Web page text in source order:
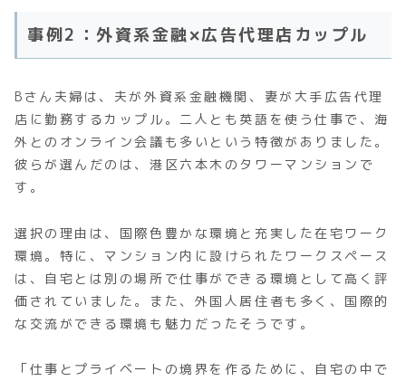
事例2：外資系金融×広告代理店カップル
Bさん夫婦は、夫が外資系金融機関、妻が大手広告代理
店に勤務するカップル。二人とも英語を使う仕事で、海
外とのオンライン会議も多いという特徴がありました。
彼らが選んだのは、港区六本木のタワーマンションで
す。
選択の理由は、国際色豊かな環境と充実した在宅ワーク
環境。特に、マンション内に設けられたワークスペース
は、自宅とは別の場所で仕事ができる環境として高く評
価されていました。また、外国人居住者も多く、国際的
な交流ができる環境も魅力だったそうです。
「仕事とプライベートの境界を作るために、自宅の中で